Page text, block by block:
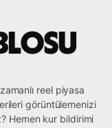
reel piyasa
görüntülemenizi
Hemen kur bildirimi